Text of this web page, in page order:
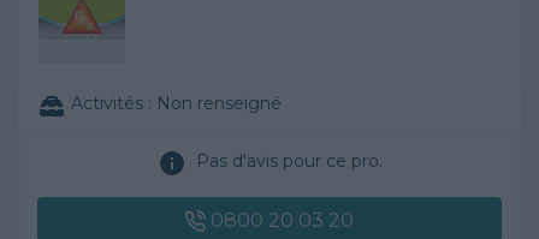
Activités : Non renseigné
Pas d'avis pour ce pro.
0800 20 03 20